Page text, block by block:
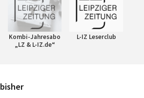
Kombi-Jahresabo
„LZ & L-IZ.de“
L-IZ Leserclub